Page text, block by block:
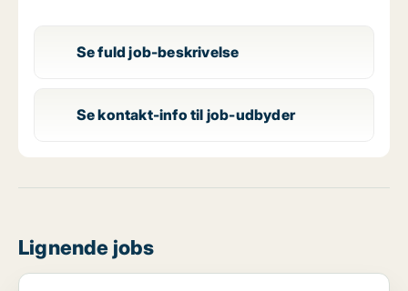
Se fuld job-beskrivelse
Se kontakt-info til job-udbyder
Lignende jobs
26127 Rengøring